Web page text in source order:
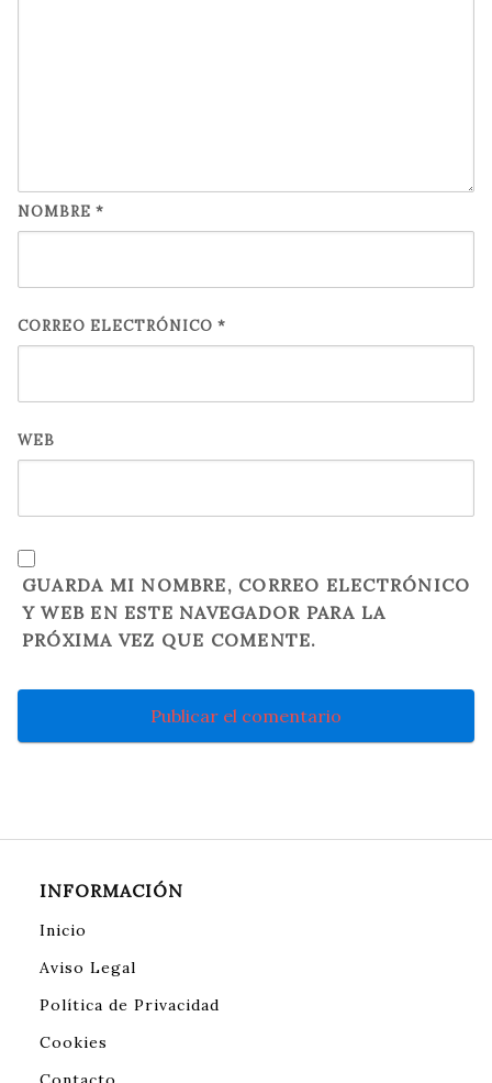
NOMBRE *
CORREO ELECTRÓNICO *
WEB
GUARDA MI NOMBRE, CORREO ELECTRÓNICO
Y WEB EN ESTE NAVEGADOR PARA LA
PRÓXIMA VEZ QUE COMENTE.
INFORMACIÓN
Inicio
Aviso Legal
Política de Privacidad
Cookies